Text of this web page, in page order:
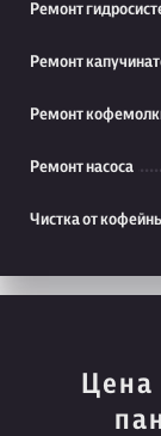
Ремонт
Ремонт
Ремонт
Ремонт насоса
Чистка от
Цена